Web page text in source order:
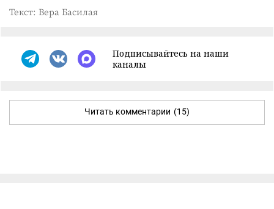
Текст: Вера Басилая
Подписывайтесь на наши
каналы
Читать комментарии (15)